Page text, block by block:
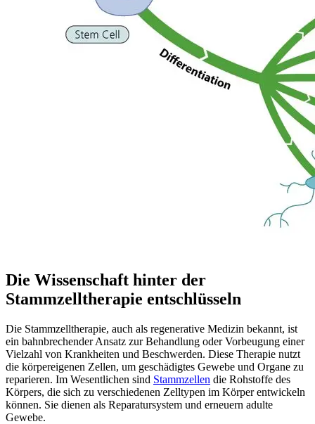
Die Wissenschaft hinter der
Stammzelltherapie entschlüsseln
Die Stammzelltherapie, auch als regenerative Medizin bekannt, ist
ein bahnbrechender Ansatz zur Behandlung oder Vorbeugung einer
Vielzahl von Krankheiten und Beschwerden. Diese Therapie nutzt
die körpereigenen Zellen, um geschädigtes Gewebe und Organe zu
reparieren. Im Wesentlichen sind Stammzellen die Rohstoffe des
Körpers, die sich zu verschiedenen Zelltypen im Körper entwickeln
können. Sie dienen als Reparatursystem und erneuern adulte
Gewebe.